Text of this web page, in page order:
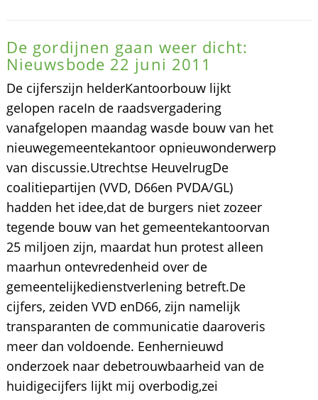
De gordijnen gaan weer dicht:
Nieuwsbode 22 juni 2011
De cijferszijn helderKantoorbouw lijkt
gelopen raceIn de raadsvergadering
vanafgelopen maandag wasde bouw van het
nieuwegemeentekantoor opnieuwonderwerp
van discussie.Utrechtse HeuvelrugDe
coalitiepartijen (VVD, D66en PVDA/GL)
hadden het idee,dat de burgers niet zozeer
tegende bouw van het gemeentekantoorvan
25 miljoen zijn, maardat hun protest alleen
maarhun ontevredenheid over de
gemeentelijkedienstverlening betreft.De
cijfers, zeiden VVD enD66, zijn namelijk
transparanten de communicatie daaroveris
meer dan voldoende. Eenhernieuwd
onderzoek naar debetrouwbaarheid van de
huidigecijfers lijkt mij overbodig,zei